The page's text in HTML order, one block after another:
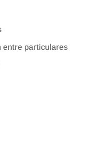
entre particulares